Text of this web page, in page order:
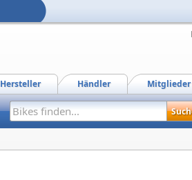
Mitglieder
Händler
Hersteller